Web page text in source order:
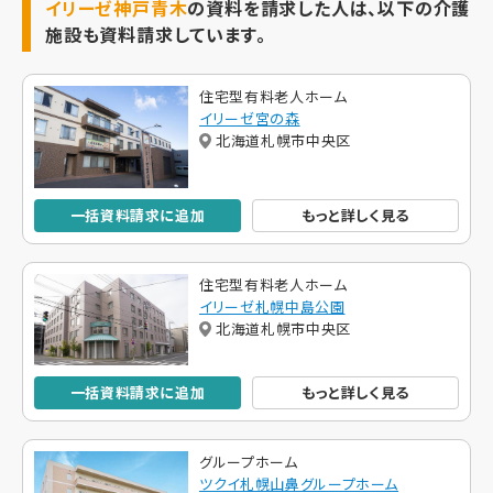
イリーゼ神戸青木の資料を請求した人は、以下の介護
施設も資料請求しています。
住宅型有料老人ホーム
イリーゼ宮の森
北海道札幌市中央区
一括資料請求に追加 もっと詳しく見る
住宅型有料老人ホーム
イリーゼ札幌中島公園
北海道札幌市中央区
一括資料請求に追加 もっと詳しく見る
グループホーム
ツクイ札幌山鼻グループホーム